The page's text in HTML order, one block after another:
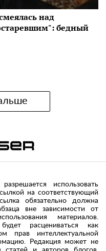
над
бедный
разрешается использовать
на соответствующий
обязательно должна
вне зависимости от
материалов.
расцениваться как
прав интеллектуальной
Редакция может не